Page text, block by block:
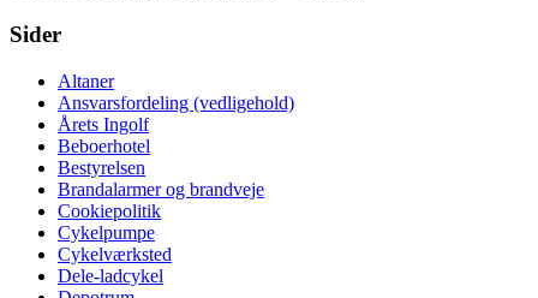
Sider
Altaner
Ansvarsfordeling (vedligehold)
Årets Ingolf
Beboerhotel
Bestyrelsen
Brandalarmer og brandveje
Cookiepolitik
Cykelpumpe
Cykelværksted
Dele-ladcykel